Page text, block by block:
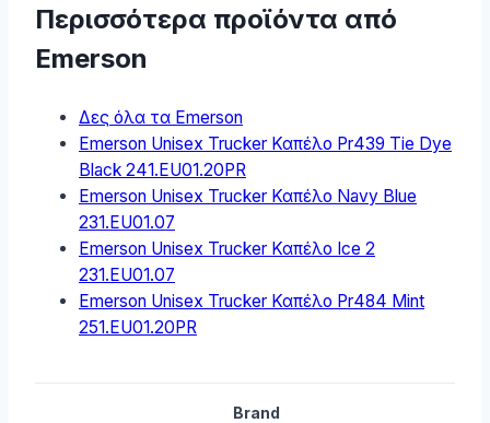
Περισσότερα προϊόντα από
Emerson
Δες όλα τα Emerson
Emerson Unisex Trucker Καπέλο Pr439 Tie Dye
Black 241.EU01.20PR
Emerson Unisex Trucker Καπέλο Navy Blue
231.EU01.07
Emerson Unisex Trucker Καπέλο Ice 2
231.EU01.07
Emerson Unisex Trucker Καπέλο Pr484 Mint
251.EU01.20PR
Brand